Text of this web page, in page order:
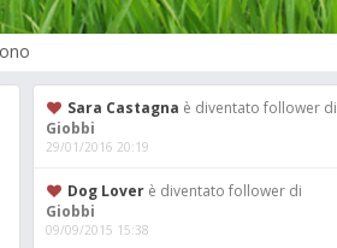
Sara Castagna è diventato follower di
Giobbi
29/01/2016 20:19
Dog Lover è diventato follower di
Giobbi
09/09/2015 15:38